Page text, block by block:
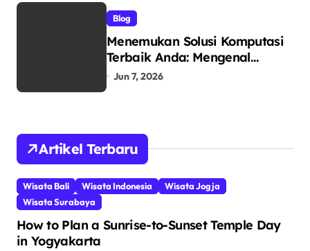
Blog
Menemukan Solusi Komputasi
Terbaik Anda: Mengenal
RIMAS LAPTOP sebagai Pusat
Jun 7, 2026
Artikel Terbaru
Wisata Bali Wisata Indonesia
Wisata Jogja
Wisata Surabaya
How to Plan a Sunrise-to-Sunset Temple Day
in Yogyakarta